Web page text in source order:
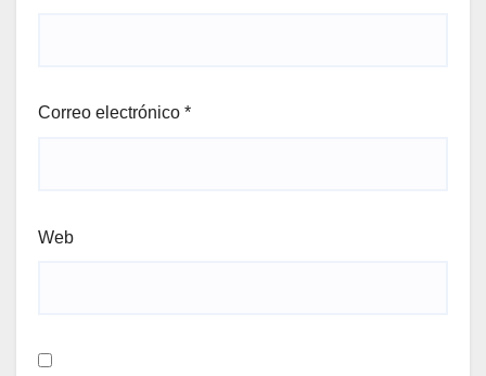
Correo electrónico *
Web